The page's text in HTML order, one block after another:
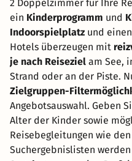
2 Doppelzimmer für Ihre
ein Kinderprogramm und
Indoorspielplatz und
Hotels überzeugen mit
je nach Reiseziel am See,
Strand oder an der Piste.
Zielgruppen-
Angebotsauswahl. Geben
Alter der Kinder sowie
Reisebegleitungen wie
Suchergebnislisten